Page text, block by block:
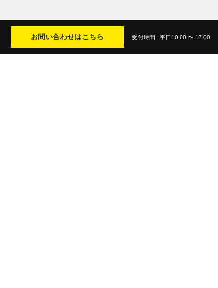
お問い合わせはこちら 受付時間 : 平日10:00 〜 17:00